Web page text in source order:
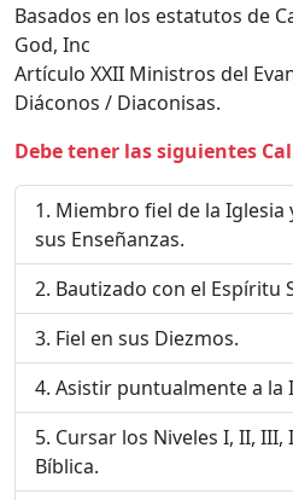
Basados en los estatutos de
God, Inc
Artículo XXII Ministros del
Diáconos / Diaconisas.
Debe tener las siguientes
Miembro fiel de la Iglesia
sus Enseñanzas.
Bautizado con el Espíritu
Fiel en sus Diezmos.
Asistir puntualmente a la
Cursar los Niveles I, II, III,
Bíblica.